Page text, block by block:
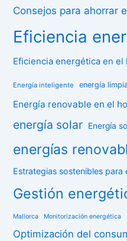
Consejos para ahorrar
Eficiencia
Eficiencia energética en el
Energía inteligente energía
Energía renovable en el
energía solar Energía
energías
Estrategias sostenibles para
Gestión
Mallorca Monitorización energética
Optimización del